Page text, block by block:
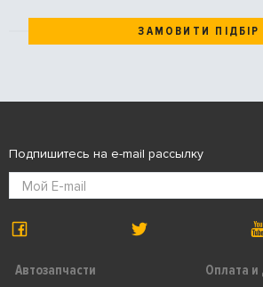
ЗАМОВИТИ ПІДБІР
Автозапчасти
Оплата и
Подпишитесь на e-mail рассылку